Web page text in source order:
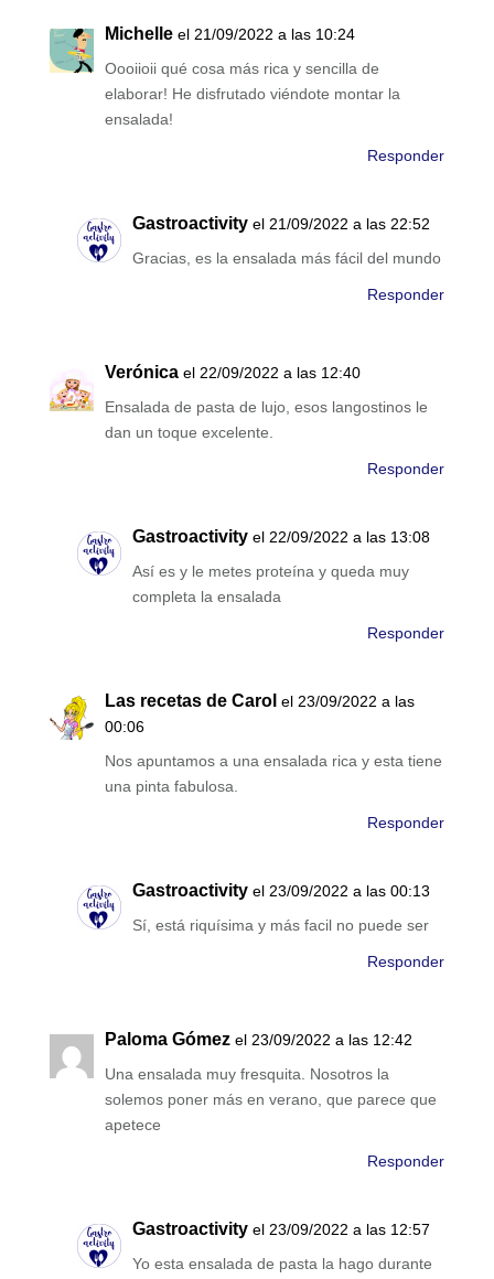
Michelle el 21/09/2022 a las 10:24
Oooiioii qué cosa más rica y sencilla de
elaborar! He disfrutado viéndote montar la
ensalada!
Responder
Gastroactivity el 21/09/2022 a las 22:52
Gracias, es la ensalada más fácil del mundo
Responder
Verónica el 22/09/2022 a las 12:40
Ensalada de pasta de lujo, esos langostinos le
dan un toque excelente.
Responder
Gastroactivity el 22/09/2022 a las 13:08
Así es y le metes proteína y queda muy
completa la ensalada
Responder
Las recetas de Carol el 23/09/2022 a las
00:06
Nos apuntamos a una ensalada rica y esta tiene
una pinta fabulosa.
Responder
Gastroactivity el 23/09/2022 a las 00:13
Sí, está riquísima y más facil no puede ser
Responder
Paloma Gómez el 23/09/2022 a las 12:42
Una ensalada muy fresquita. Nosotros la
solemos poner más en verano, que parece que
apetece
Responder
Gastroactivity el 23/09/2022 a las 12:57
Yo esta ensalada de pasta la hago durante